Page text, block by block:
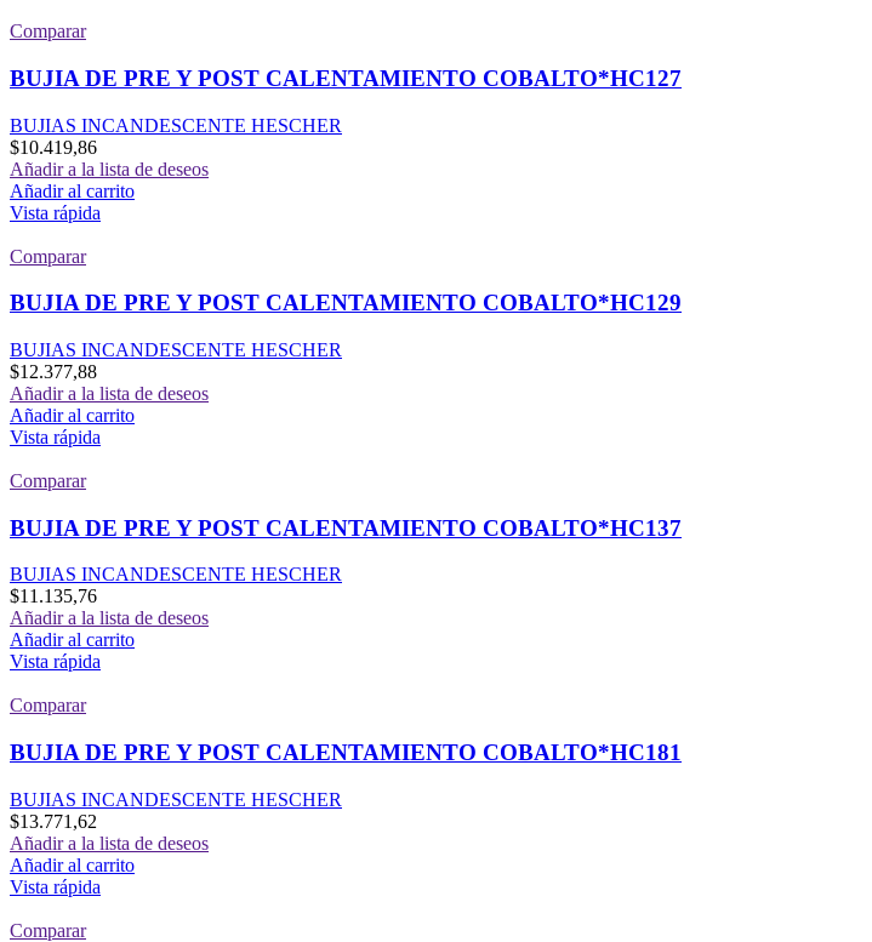
Comparar
BUJIA DE PRE Y POST CALENTAMIENTO COBALTO*HC127
BUJIAS INCANDESCENTE HESCHER
$10.419,86
Añadir a la lista de deseos
Añadir al carrito
Vista rápida
Comparar
BUJIA DE PRE Y POST CALENTAMIENTO COBALTO*HC129
BUJIAS INCANDESCENTE HESCHER
$12.377,88
Añadir a la lista de deseos
Añadir al carrito
Vista rápida
Comparar
BUJIA DE PRE Y POST CALENTAMIENTO COBALTO*HC137
BUJIAS INCANDESCENTE HESCHER
$11.135,76
Añadir a la lista de deseos
Añadir al carrito
Vista rápida
Comparar
BUJIA DE PRE Y POST CALENTAMIENTO COBALTO*HC181
BUJIAS INCANDESCENTE HESCHER
$13.771,62
Añadir a la lista de deseos
Añadir al carrito
Vista rápida
Comparar